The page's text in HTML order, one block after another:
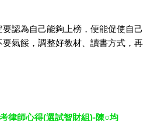
認為自己能夠上榜，便能促使自己
氣餒，調整好教材、讀書方式，再
律師心得(選試智財組)-陳○均